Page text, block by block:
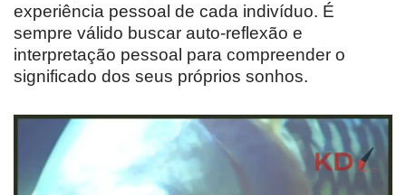
experiência pessoal de cada indivíduo. É
sempre válido buscar auto-reflexão e
interpretação pessoal para compreender o
significado dos seus próprios sonhos.